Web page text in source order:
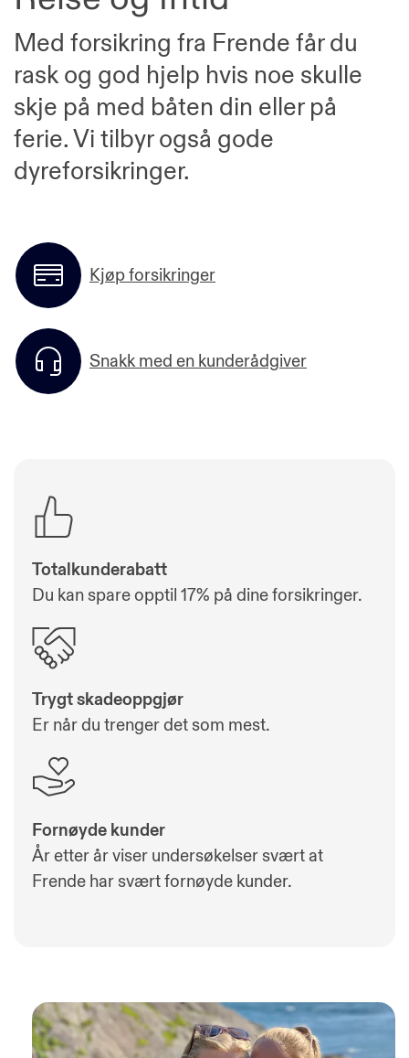
Med forsikring fra Frende får du
rask og god hjelp hvis noe skulle
skje på med båten din eller på
ferie. Vi tilbyr også gode
dyreforsikringer.
Kjøp forsikringer
Snakk med en kunderådgiver
Totalkunderabatt
Du kan spare opptil 17% på dine forsikringer.
Trygt skadeoppgjør
Er når du trenger det som mest.
Fornøyde kunder
År etter år viser undersøkelser svært at
Frende har svært fornøyde kunder.